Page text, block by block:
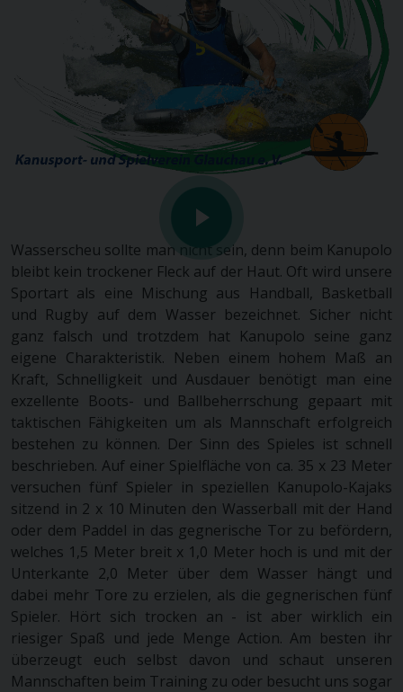
Wasserscheu sollte man nicht sein, denn beim Kanupolo
bleibt kein trockener Fleck auf der Haut. Oft wird unsere
Sportart als eine Mischung aus Handball, Basketball
und Rugby auf dem Wasser bezeichnet. Sicher nicht
ganz falsch und trotzdem hat Kanupolo seine ganz
eigene Charakteristik. Neben einem hohem Maß an
Kraft, Schnelligkeit und Ausdauer benötigt man eine
exzellente Boots- und Ballbeherrschung gepaart mit
taktischen Fähigkeiten um als Mannschaft erfolgreich
bestehen zu können. Der Sinn des Spieles ist schnell
beschrieben. Auf einer Spielfläche von ca. 35 x 23 Meter
versuchen fünf Spieler in speziellen Kanupolo-Kajaks
sitzend in 2 x 10 Minuten den Wasserball mit der Hand
oder dem Paddel in das gegnerische Tor zu befördern,
welches 1,5 Meter breit x 1,0 Meter hoch is und mit der
Unterkante 2,0 Meter über dem Wasser hängt und
dabei mehr Tore zu erzielen, als die gegnerischen fünf
Spieler. Hört sich trocken an - ist aber wirklich ein
riesiger Spaß und jede Menge Action. Am besten ihr
überzeugt euch selbst davon und schaut unseren
Mannschaften beim Training zu oder besucht uns sogar